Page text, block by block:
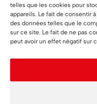
telles que les cookies pour
appareils. Le fait de consentir
des données telles que le
sur ce site. Le fait de ne pas
peut avoir un effet négatif sur